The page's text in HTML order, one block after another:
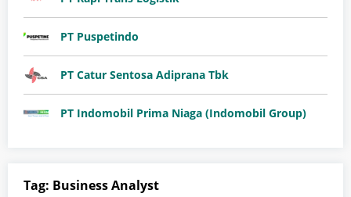
PT Puspetindo
PT Catur Sentosa Adiprana Tbk
PT Indomobil Prima Niaga (Indomobil Group)
Tag: Business Analyst